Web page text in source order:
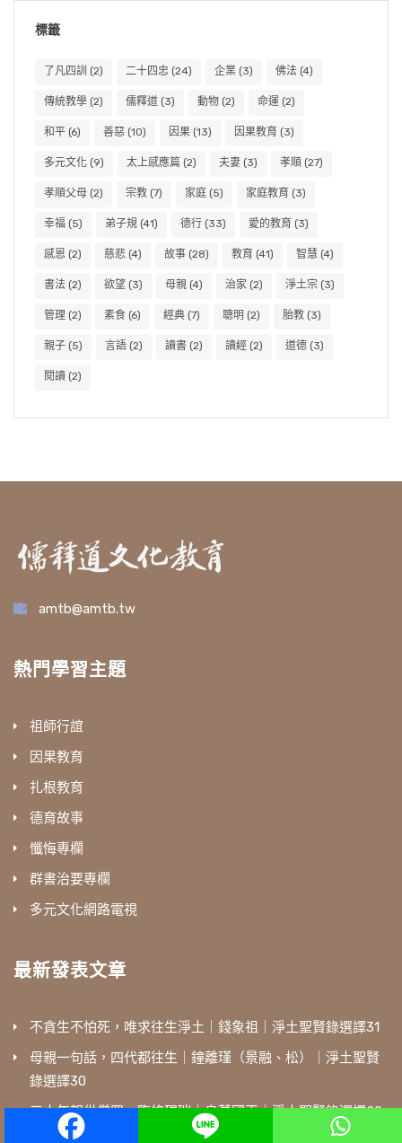
標籤
了凡四訓 (2) 二十四忠 (24) 企業 (3) 佛法 (4)
傳統教學 (2) 儒釋道 (3) 動物 (2) 命運 (2)
和平 (6) 善惡 (10) 因果 (13) 因果教育 (3)
多元文化 (9) 太上感應篇 (2) 夫妻 (3) 孝順 (27)
孝順父母 (2) 宗教 (7) 家庭 (5) 家庭教育 (3)
幸福 (5) 弟子規 (41) 德行 (33) 愛的教育 (3)
感恩 (2) 慈悲 (4) 故事 (28) 教育 (41) 智慧 (4)
書法 (2) 欲望 (3) 母親 (4) 治家 (2) 淨土宗 (3)
管理 (2) 素食 (6) 經典 (7) 聰明 (2) 胎教 (3)
親子 (5) 言語 (2) 讀書 (2) 讀經 (2) 道德 (3)
閱讀 (2)
amtb@amtb.tw
熱門學習主題
祖師行誼
因果教育
扎根教育
德育故事
懺悔專欄
群書治要專欄
多元文化網路電視
最新發表文章
不貪生不怕死，唯求往生淨土｜錢象祖｜淨土聖賢錄選譯31
母親一句話，四代都往生｜鐘離瑾（景融、松）｜淨土聖賢
錄選譯30
三十年親供僧眾，臨終現瑞｜烏萇國王｜淨土聖賢錄選譯29